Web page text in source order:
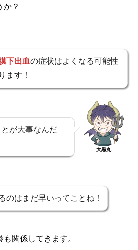
か？
下出血の症状はよくなる可能性
ます！
が大事なんだ
大黒丸
のはまだ早いってことね！
関係してきます。